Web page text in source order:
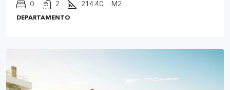
0 2 214.40 M2
DEPARTAMENTO